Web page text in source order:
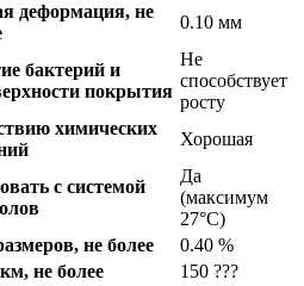
деформация, не
0.10 мм
бактерий и
покрытия
Не
способствует
росту
химических
Хорошая
с системой
Да
(максимум
27°C)
не более
0.40 %
не более
150 ???